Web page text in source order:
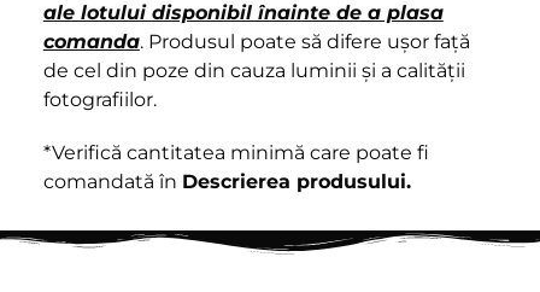
ale lotului disponibil înainte de a plasa
comanda. Produsul poate să difere ușor față
de cel din poze din cauza luminii și a calității
fotografiilor.
*Verifică cantitatea minimă care poate fi
comandată în Descrierea produsului.